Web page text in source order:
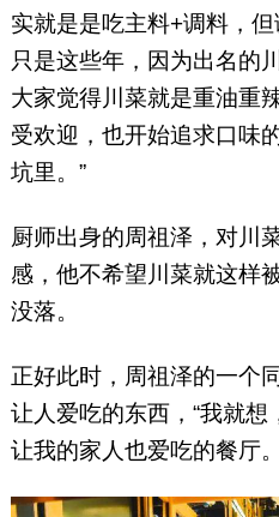
实就是是吃主料+调料，
只是这些年，因为出名的
大家觉得川菜就是重油重
受欢迎，也开始追求口味
坑里。”
厨师出身的周祖泽，对川
感，他不希望川菜就这样
没落。
正好此时，周祖泽的一个
让人爱吃的东西，“我就
让我的家人也爱吃的餐厅